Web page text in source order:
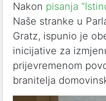
Nakon pisanja
Naše stranke u
Gratz, ispunio je
inicijative za
prijevremenom
branitelja